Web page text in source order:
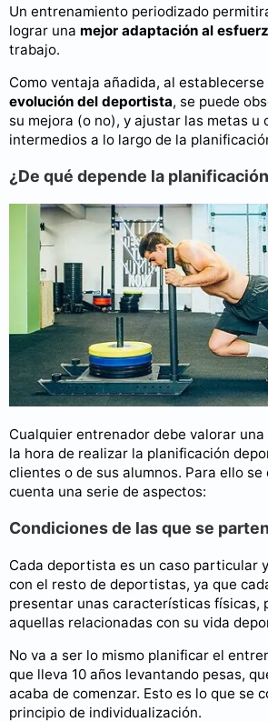
Un entrenamiento periodizado
lograr una mejor adaptación al
trabajo.
Como ventaja añadida, al establecerse
evolución del deportista, se puede
su mejora (o no), y ajustar las metas u
intermedios a lo largo de la
¿De qué depende la
Cualquier entrenador debe valorar
la hora de realizar la planificación
clientes o de sus alumnos. Para ello
cuenta una serie de aspectos:
Condiciones de las que se parten
Cada deportista es un caso particular
con el resto de deportistas, ya que
presentar unas características físicas,
aquellas relacionadas con su vida
No va a ser lo mismo planificar el
que lleva 10 años levantando pesas,
acaba de comenzar. Esto es lo que se
principio de individualización.